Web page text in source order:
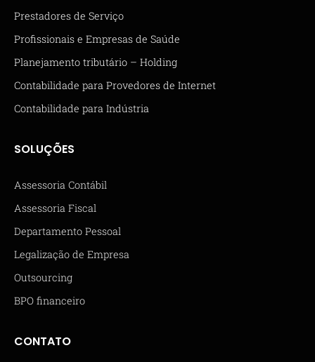
Prestadores de Serviço
Profissionais e Empresas de Saúde
Planejamento tributário – Holding
Contabilidade para Provedores de Internet
Contabilidade para Indústria
SOLUÇÕES
Assessoria Contábil
Assessoria Fiscal
Departamento Pessoal
Legalização de Empresa
Outsourcing
BPO financeiro
CONTATO